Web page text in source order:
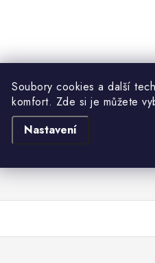
Soubory cookies a další
komfort. Zde si je můžete
Nastavení